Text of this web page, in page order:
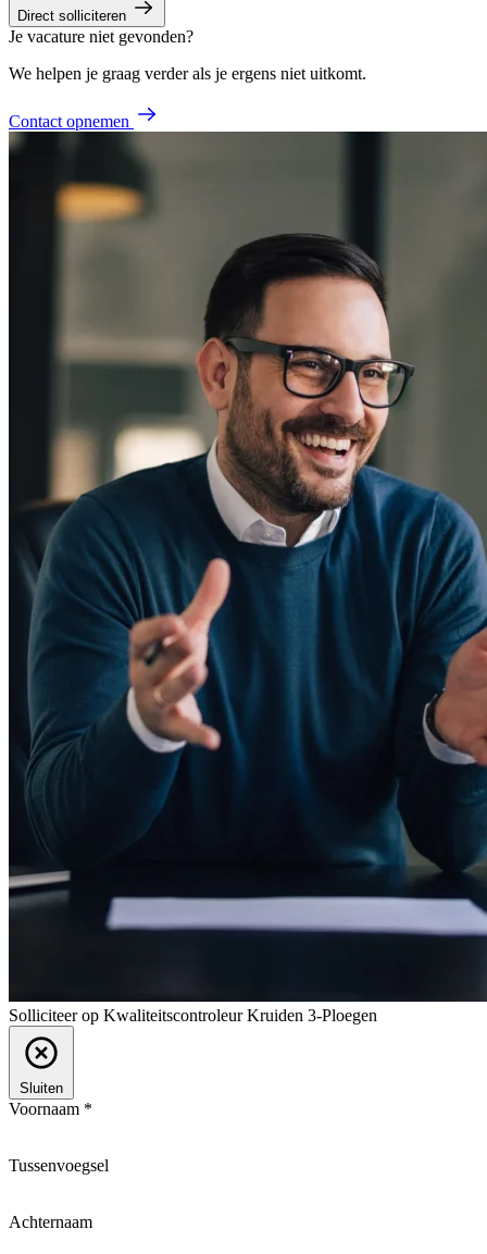
Direct solliciteren
Je vacature niet gevonden?
We helpen je graag verder als je ergens niet uitkomt.
Contact opnemen
Solliciteer op Kwaliteitscontroleur Kruiden 3-Ploegen
Sluiten
Voornaam *
Tussenvoegsel
Achternaam